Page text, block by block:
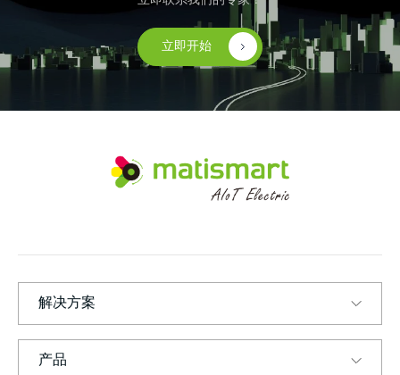
立即开始
R
解决方案
产品